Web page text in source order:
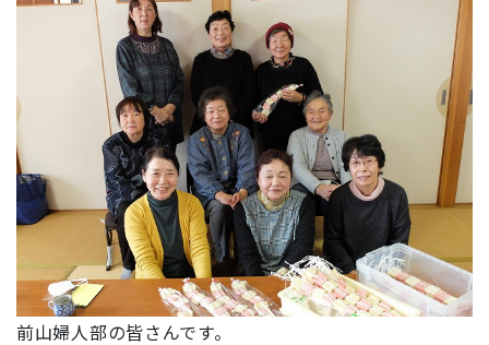
前山婦人部の皆さんです。